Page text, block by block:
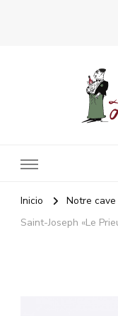
Inicio Notre cave
Saint-Joseph «Le